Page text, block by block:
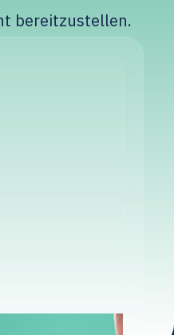
bereitzustellen.